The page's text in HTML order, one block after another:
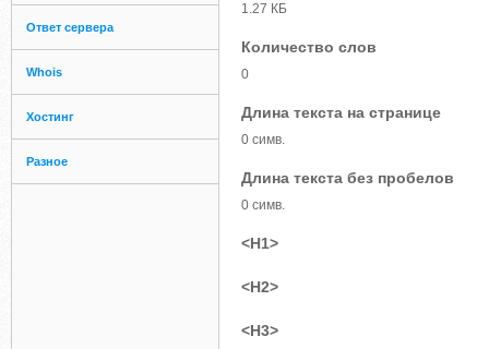
Ответ сервера
Whois
Хостинг
Разное
1.27 КБ
Количество слов
0
Длина текста на странице
0 симв.
Длина текста без пробелов
0 симв.
<H1>
<H2>
<H3>